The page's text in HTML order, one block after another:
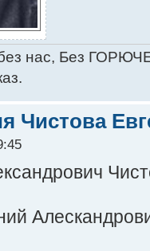
нас, Без
Чистова